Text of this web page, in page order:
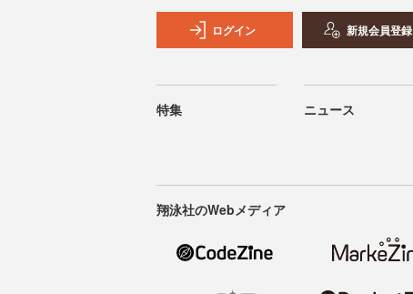
ログイン 新規会員登録
特集 ニュース
翔泳社のWebメディア